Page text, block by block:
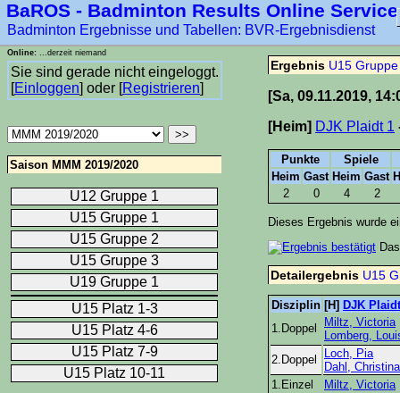
BaROS - Badminton Results Online Service
Badminton Ergebnisse und Tabellen: BVR-Ergebnisdienst
Ergebnis U15
[Sa, 09.11.2019,
[Heim] DJK Plaidt 1
Punkte
Spiele
Heim Gast Heim Gast
2
0 4 2
Dieses Ergebnis wurde
Detailergebnis U15
Disziplin [H] DJK
1.Doppel
Miltz, Victoria
Lomberg,
2.Doppel
Loch, Pia
Dahl, Christina
1.Einzel
Miltz, Victoria
Saison MMM 2019/2020
U12 Gruppe 1
U15 Gruppe 1
U15 Gruppe 2
U15 Gruppe 3
U19 Gruppe 1
U15 Platz 1-3
U15 Platz 4-6
U15 Platz 7-9
U15 Platz 10-11
Online: ...derzeit niemand
Sie sind gerade nicht eingeloggt.
[Einloggen] oder [Registrieren]